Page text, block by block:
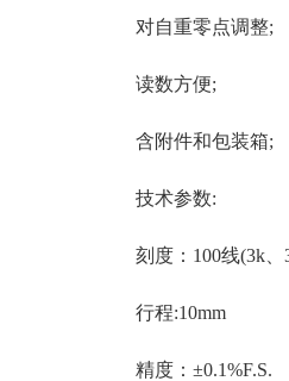
对自重零点调整;
读数方便;
含附件和包装箱;
技术参数:
刻度：100线(3k、
行程:10mm
精度：±0.1%F.S.